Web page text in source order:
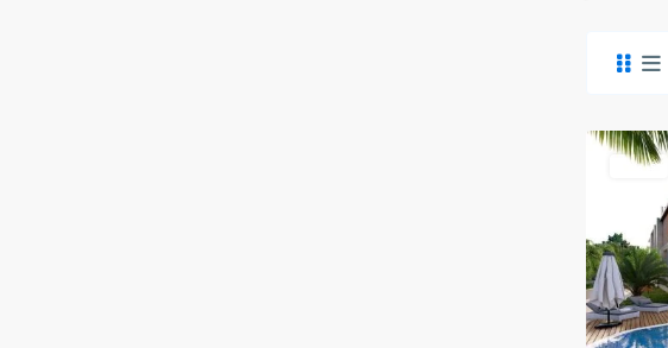
فروش